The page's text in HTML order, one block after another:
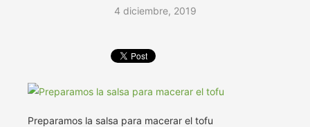
4 diciembre, 2019
Preparamos la salsa para macerar el tofu